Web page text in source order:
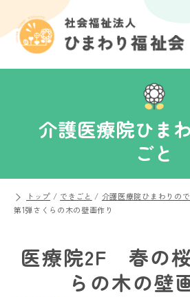
介護医療院ひま
ごと
トップ / できごと / 介護医療院ひまわりの
第1弾さくらの木の壁画作り
医療院2F 春の桜
らの木の壁